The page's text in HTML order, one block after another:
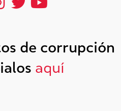
de corrupción
aquí